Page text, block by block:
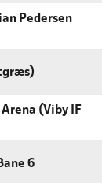
Pedersen
Arena (Viby IF
6